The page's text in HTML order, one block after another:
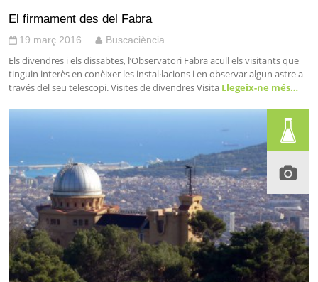
El firmament des del Fabra
19 març 2016 Buscaciència
Els divendres i els dissabtes, l’Observatori Fabra acull els visitants que
tinguin interès en conèixer les instal·lacions i en observar algun astre a
través del seu telescopi. Visites de divendres Visita Llegeix-ne més…